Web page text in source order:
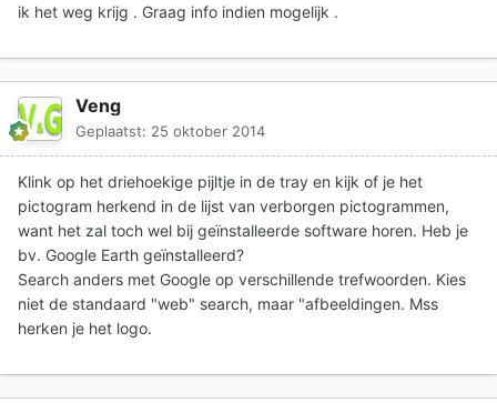
ik het weg krijg . Graag info indien mogelijk .
Veng
Geplaatst: 25 oktober 2014
Klink op het driehoekige pijltje in de tray en kijk of je het
pictogram herkend in de lijst van verborgen pictogrammen,
want het zal toch wel bij geïnstalleerde software horen. Heb je
bv. Google Earth geïnstalleerd?
Search anders met Google op verschillende trefwoorden. Kies
niet de standaard "web" search, maar "afbeeldingen. Mss
herken je het logo.